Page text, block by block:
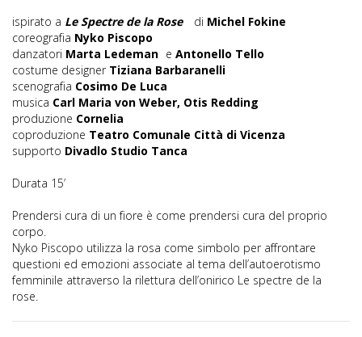
ispirato a Le Spectre de la Rose di Michel Fokine
coreografia Nyko Piscopo
danzatori Marta Ledeman e Antonello Tello
costume designer Tiziana Barbaranelli
scenografia Cosimo De Luca
musica Carl Maria von Weber, Otis Redding
produzione Cornelia
coproduzione Teatro Comunale Città di Vicenza
supporto Divadlo Studio Tanca
Durata 15’
Prendersi cura di un fiore è come prendersi cura del proprio
corpo.
Nyko Piscopo utilizza la rosa come simbolo per affrontare
questioni ed emozioni associate al tema dell’autoerotismo
femminile attraverso la rilettura dell’onirico Le spectre de la
rose.